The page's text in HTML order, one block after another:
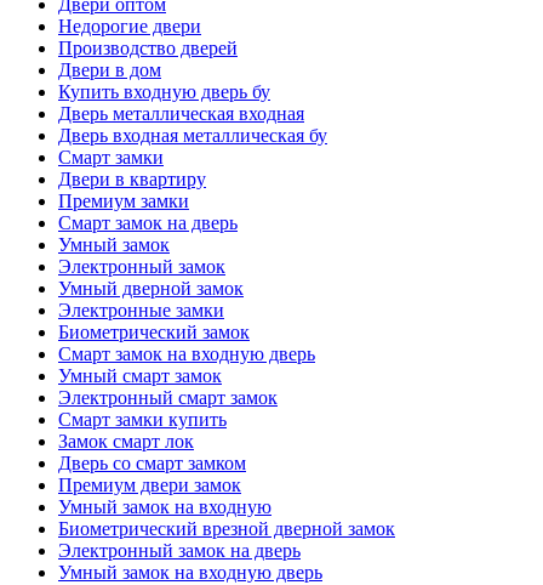
Двери оптом
Недорогие двери
Производство дверей
Двери в дом
Купить входную дверь бу
Дверь металлическая входная
Дверь входная металлическая бу
Смарт замки
Двери в квартиру
Премиум замки
Смарт замок на дверь
Умный замок
Электронный замок
Умный дверной замок
Электронные замки
Биометрический замок
Смарт замок на входную дверь
Умный смарт замок
Электронный смарт замок
Смарт замки купить
Замок смарт лок
Дверь со смарт замком
Премиум двери замок
Умный замок на входную
Биометрический врезной дверной замок
Электронный замок на дверь
Умный замок на входную дверь